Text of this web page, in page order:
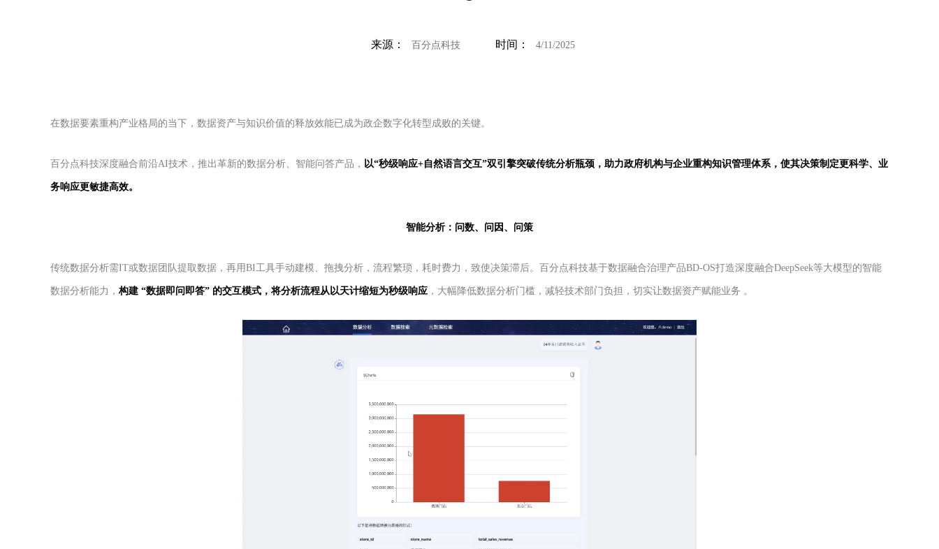
来源： 百分点科技 时间： 4/11/2025
在数据要素重构产业格局的当下，数据资产与知识价值的释放效能已成为政企数字化转型成败的关键。
百分点科技深度融合前沿AI技术，推出革新的数据分析、智能问答产品， 以“秒级响应+自然语言交互”双引擎突破传统分析瓶颈，助力政府机构与企业重构知识管理体系，使其决策制定更科学、业
务响应更敏捷高效。
智能分析：问数、问因、问策
传统数据分析需IT或数据团队提取数据，再用BI工具手动建模、拖拽分析，流程繁琐，耗时费力，致使决策滞后。百分点科技基于数据融合治理产品BD-OS打造深度融合DeepSeek等大模型的智能
数据分析能力， 构建 “数据即问即答” 的交互模式，将分析流程从以天计缩短为秒级响应 ，大幅降低数据分析门槛，减轻技术部门负担，切实让数据资产赋能业务 。